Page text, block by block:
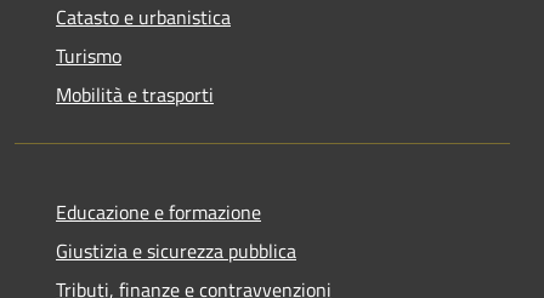
Catasto e urbanistica
Turismo
Mobilità e trasporti
Educazione e formazione
Giustizia e sicurezza pubblica
Tributi, finanze e contravvenzioni